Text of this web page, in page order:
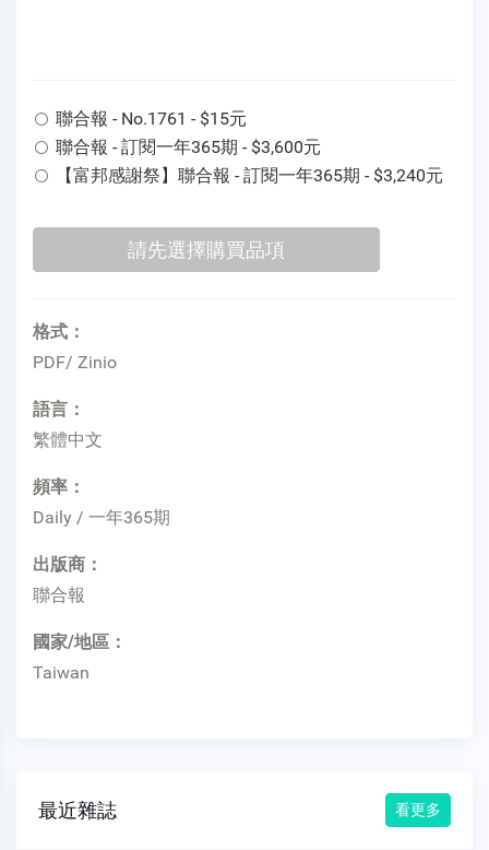
聯合報 - No.1761 - $15元
聯合報 - 訂閱一年365期 - $3,600元
【富邦感謝祭】聯合報 - 訂閱一年365期 - $3,240元
格式：
PDF/ Zinio
語言：
繁體中文
頻率：
Daily / 一年365期
出版商：
聯合報
國家/地區：
Taiwan
最近雜誌 看更多